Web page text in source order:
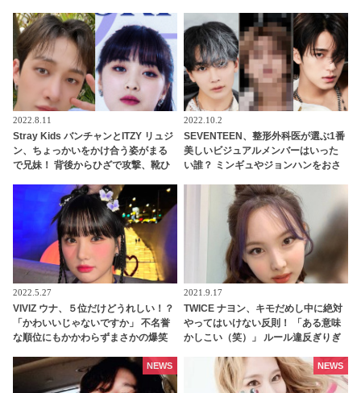
テチは種類が多くておいしい」
恒例となったジミンのアノ行動にフ
ァンびっくり
2022.8.11
Stray Kids バンチャンとITZY リュジ
ン、ちょっかいをかけ合う姿がまる
で兄妹！ 背後からひざで攻撃、靴ひ
JYPアーティストのやり取りにほっこ
2022.10.2
SEVENTEEN、整形外科医が選ぶ1番
美しいビジュアルメンバーはいった
い誰？ ミンギュやジョンハンをおさ
2022.5.27
VIVIZ ウナ、５位だけどうれしい！？
「かわいいじゃないですか」 不名誉
な順位にもかかわらずまさかの爆笑
らしさ全開でスタジオの空気を和ま
2021.9.17
TWICE ナヨン、キモだめし中に絶対
やってはいけない反則！ 「ある意味
かしこい（笑）」 ルール違反ぎりぎ
NEWS NEWS